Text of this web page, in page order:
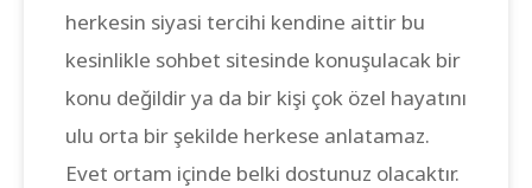
herkesin siyasi tercihi kendine aittir bu
kesinlikle sohbet sitesinde konuşulacak bir
konu değildir ya da bir kişi çok özel hayatını
ulu orta bir şekilde herkese anlatamaz.
Evet ortam içinde belki dostunuz olacaktır.